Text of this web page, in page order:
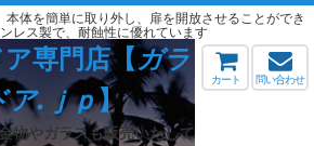
本体を簡単に取り外し、扉を開放させることができ
レス製で、耐蝕性に優れています
専門店【ガラ
ア.ｊｐ】
物やガラスも販売いたして
カート 問い合わせ